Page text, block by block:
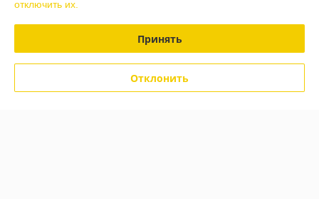
Доставка и оплата
Полная версия сайта
отключить их.
Принять
Отклонить